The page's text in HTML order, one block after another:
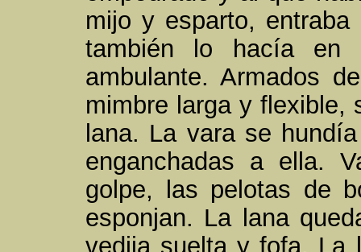
mijo y esparto,
también lo hacía en
ambulante. Armados
mimbre larga y flexible,
lana. La vara se
enganchadas a ella.
golpe, las pelotas de
esponjan. La lana
vedija suelta y fofa. La